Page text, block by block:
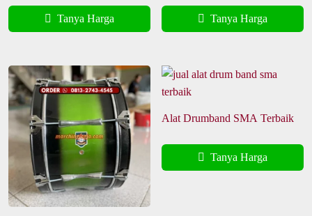
Tanya Harga Tanya Harga
Alat Drumband SMA Terbaik
Tanya Harga